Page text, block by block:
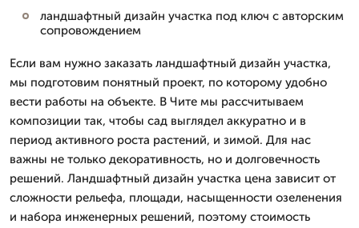
ландшафтный дизайн участка под ключ с авторским
сопровождением
Если вам нужно заказать ландшафтный дизайн участка,
мы подготовим понятный проект, по которому удобно
вести работы на объекте. В Чите мы рассчитываем
композиции так, чтобы сад выглядел аккуратно и в
период активного роста растений, и зимой. Для нас
важны не только декоративность, но и долговечность
решений. Ландшафтный дизайн участка цена зависит от
сложности рельефа, площади, насыщенности озеленения
и набора инженерных решений, поэтому стоимость